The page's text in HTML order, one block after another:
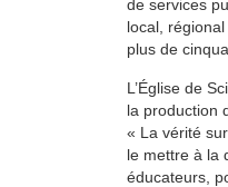
de services
local,
plus de
L’Église de
la production
« La vérité
le mettre à la
éducateurs,